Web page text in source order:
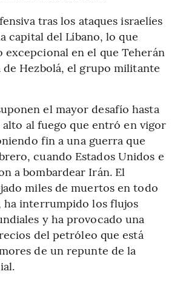
tras los ataques israelíes
capital del Líbano, lo que
excepcional en el que Teherán
de Hezbolá, el grupo militante
el mayor desafío hasta
alto al fuego que entró en vigor
fin a una guerra que
cuando Estados Unidos e
a bombardear Irán. El
miles de muertos en todo
interrumpido los flujos
y ha provocado una
del petróleo que está
de un repunte de la